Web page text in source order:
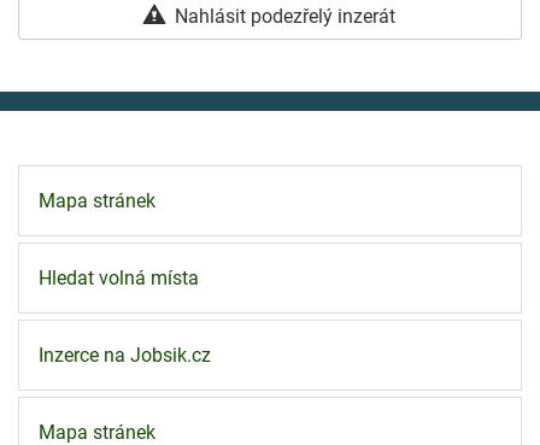
Nahlásit podezřelý inzerát
Mapa stránek
Hledat volná místa
Inzerce na Jobsik.cz
Mapa stránek